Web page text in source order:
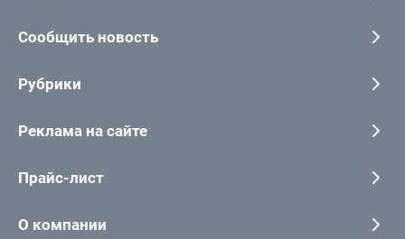
Сообщить новость
Рубрики
Реклама на сайте
Прайс-лист
О компании